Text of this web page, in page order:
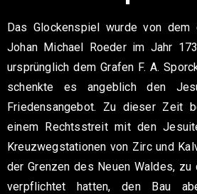
Das Glockenspiel wurde von dem
Johan Michael Roeder im Jahr
ursprünglich dem Grafen F. A.
schenkte es angeblich den
Friedensangebot. Zu dieser Zeit
einem Rechtsstreit mit den
Kreuzwegstationen von Zirc und
der Grenzen des Neuen Waldes,
verpflichtet hatten, den Bau